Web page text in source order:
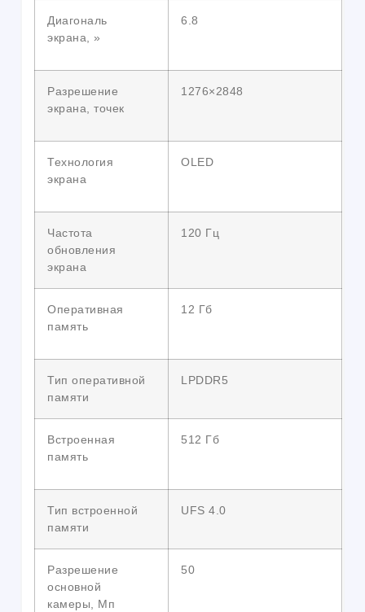
Диагональ
экрана, »
6.8
Разрешение
экрана, точек
1276×2848
Технология
экрана
OLED
Частота
обновления
экрана
120 Гц
Оперативная
память
12 Гб
Тип оперативной
памяти
LPDDR5
Встроенная
память
512 Гб
Тип встроенной
памяти
UFS 4.0
Разрешение
основной
камеры, Мп
50